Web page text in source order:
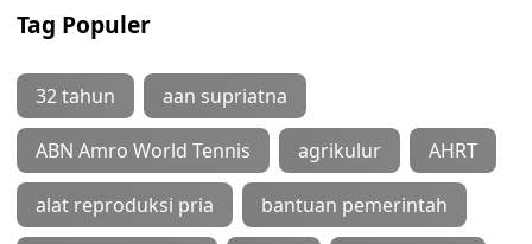
Tag Populer
32 tahun aan supriatna
ABN Amro World Tennis agrikulur AHRT
alat reproduksi pria bantuan pemerintah